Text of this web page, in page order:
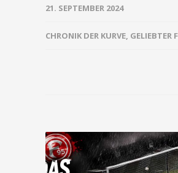
21. SEPTEMBER 2024
CHRONIK DER KURVE, GELIEBTER